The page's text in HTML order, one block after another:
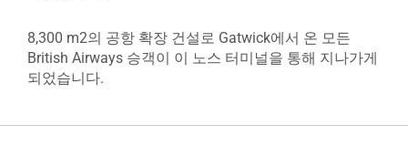
8,300 m2의 공항 확장 건설로 Gatwick에서 온 모든
British Airways 승객이 이 노스 터미널을 통해 지나가게
되었습니다.